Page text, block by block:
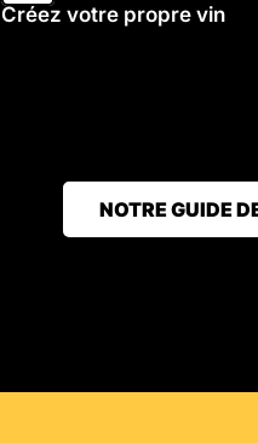
Créez votre propre vin
NOTRE GUIDE